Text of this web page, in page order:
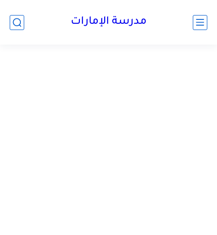
مدرسة الإمارات